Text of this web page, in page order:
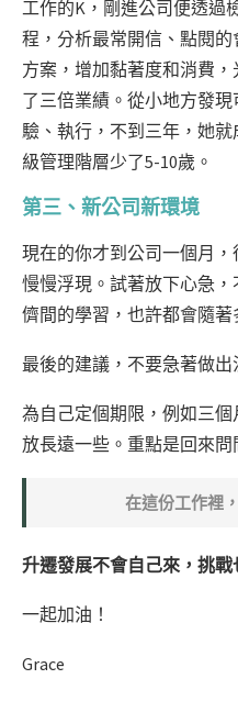
工作的K，剛進公司便透過
程，分析最常開信、點閱
方案，增加黏著度和消費
了三倍業績。從小地方發
驗、執行，不到三年，她
級管理階層少了5-10歲。
第三、新公司新環境
現在的你才到公司一個月
慢慢浮現。試著放下心急
儕間的學習，也許都會隨
最後的建議，不要急著做
為自己定個期限，例如三
放長遠一些。重點是回來問
在這份工作裡
升遷發展不會自己來，挑戰
一起加油！
Grace